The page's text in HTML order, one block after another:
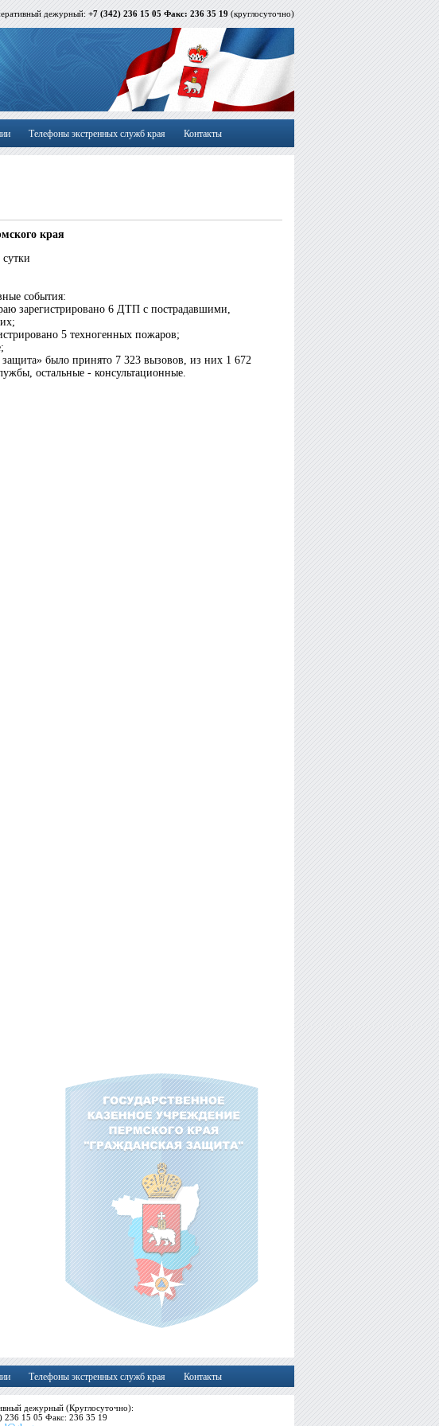
дежурный: +7 (342) 236 15 05 Факс: 236 35 19 (круглосуточно)
Телефоны экстренных служб края Контакты
края
события:
зарегистрировано 6 ДТП с пострадавшими,
5 техногенных пожаров;
было принято 7 323 вызовов, из них 1 672
остальные - консультационные.
Телефоны экстренных служб края Контакты
дежурный (Круглосуточно):
236 15 05 Факс: 236 35 19